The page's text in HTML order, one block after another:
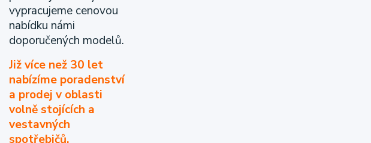
vypracujeme cenovou
nabídku námi
doporučených modelů.
Již více než 30 let
nabízíme poradenství
a prodej v oblasti
volně stojících a
vestavných
spotřebičů.